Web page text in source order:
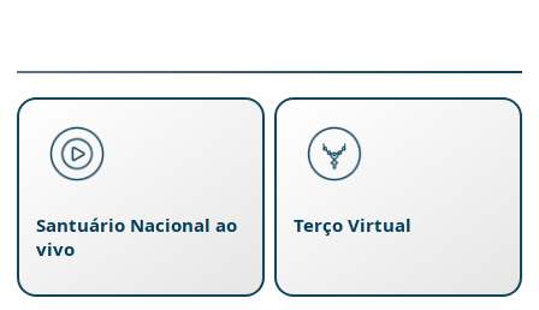
Santuário Nacional ao
vivo
Terço Virtual